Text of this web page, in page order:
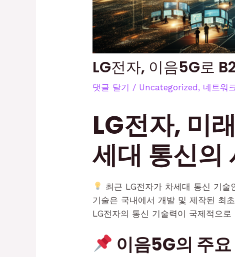
LG전자, 이음5G로
댓글 달기 / Uncategorized, 네트워
LG전자, 미
세대 통신의
최근 LG전자가 차세대 통신 기술
기술은 국내에서 개발 및 제작된 최
LG전자의 통신 기술력이 국제적으
이음5G의 주